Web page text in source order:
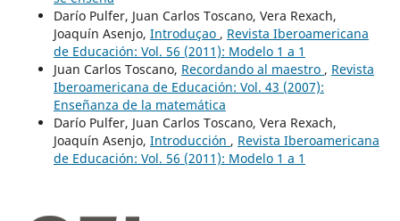
Darío Pulfer, Juan Carlos Toscano, Vera Rexach,
Joaquín Asenjo, Introduçao , Revista Iberoamericana
de Educación: Vol. 56 (2011): Modelo 1 a 1
Juan Carlos Toscano, Recordando al maestro , Revista
Iberoamericana de Educación: Vol. 43 (2007):
Enseñanza de la matemática
Darío Pulfer, Juan Carlos Toscano, Vera Rexach,
Joaquín Asenjo, Introducción , Revista Iberoamericana
de Educación: Vol. 56 (2011): Modelo 1 a 1